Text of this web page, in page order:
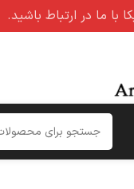
با ما در ارتباط باشید.